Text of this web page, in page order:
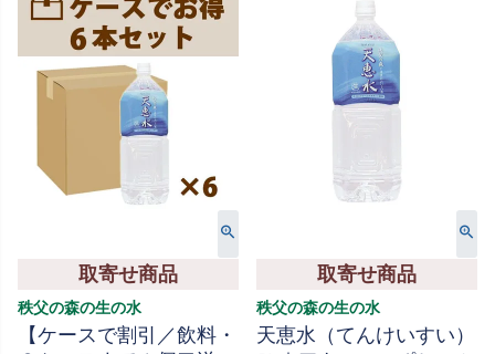
取寄せ商品
秩父の森の生の水
【ケースで割引／飲料・
取寄せ商品
秩父の森の生の水
天恵水（てんけいすい）